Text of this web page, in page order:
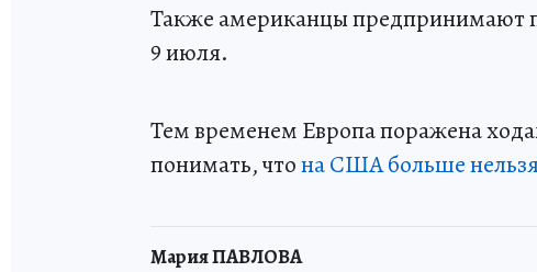
Также американцы предпринимают
9 июля.
Тем временем Европа поражена
понимать, чтона США больше нельзя
Мария ПАВЛОВА